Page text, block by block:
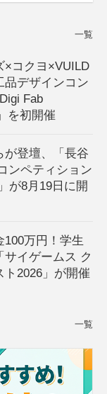
一覧
×コクヨ×VUILD
品デザインコン
Fab
を初開催
が登壇、「長谷
ンペティション
が8月19日に開
100万円！学生
イゲームス ク
ト2026」が開催
一覧